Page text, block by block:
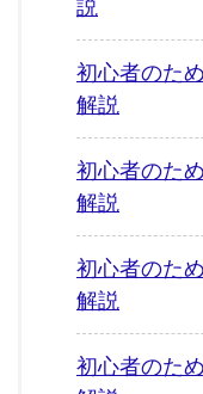
説
初心者のた
解説
初心者のた
解説
初心者のた
解説
初心者のた